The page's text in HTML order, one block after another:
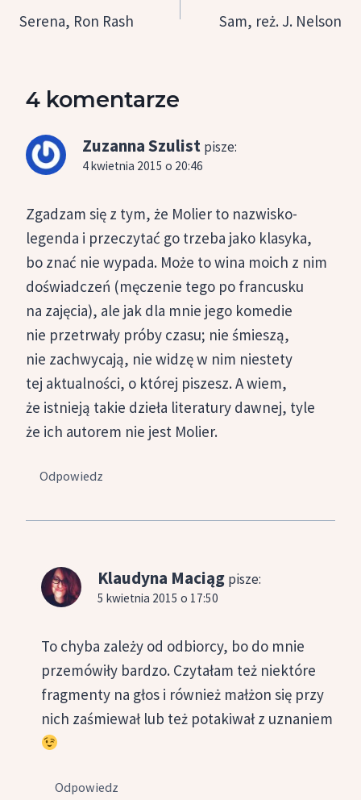
wpisu
Serena, Ron Rash Sam, reż. J. Nelson
4 komentarze
Zuzanna Szulist pisze:
4 kwietnia 2015 o 20:46
Zgadzam się z tym, że Molier to nazwisko-
legenda i przeczytać go trzeba jako klasyka,
bo znać nie wypada. Może to wina moich z nim
doświadczeń (męczenie tego po francusku
na zajęcia), ale jak dla mnie jego komedie
nie przetrwały próby czasu; nie śmieszą,
nie zachwycają, nie widzę w nim niestety
tej aktualności, o której piszesz. A wiem,
że istnieją takie dzieła literatury dawnej, tyle
że ich autorem nie jest Molier.
Odpowiedz
Klaudyna Maciąg pisze:
5 kwietnia 2015 o 17:50
To chyba zależy od odbiorcy, bo do mnie
przemówiły bardzo. Czytałam też niektóre
fragmenty na głos i również małżon się przy
nich zaśmiewał lub też potakiwał z uznaniem
Odpowiedz